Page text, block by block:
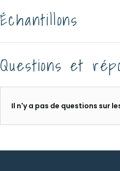
Échantillons
Questions et
Il n'y a pas de questions sur